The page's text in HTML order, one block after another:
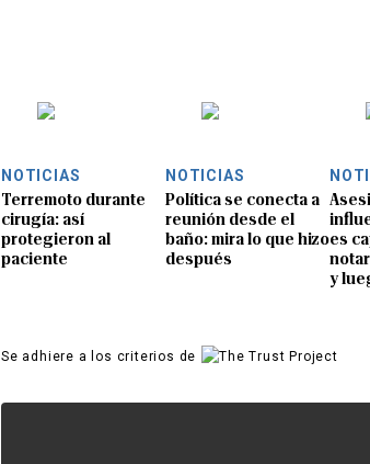
NOTICIAS
Terremoto durante
cirugía: así
protegieron al
paciente
NOTICIAS
Política se conecta a
reunión desde el
baño: mira lo que hizo
después
es
y
Se adhiere a los criterios de